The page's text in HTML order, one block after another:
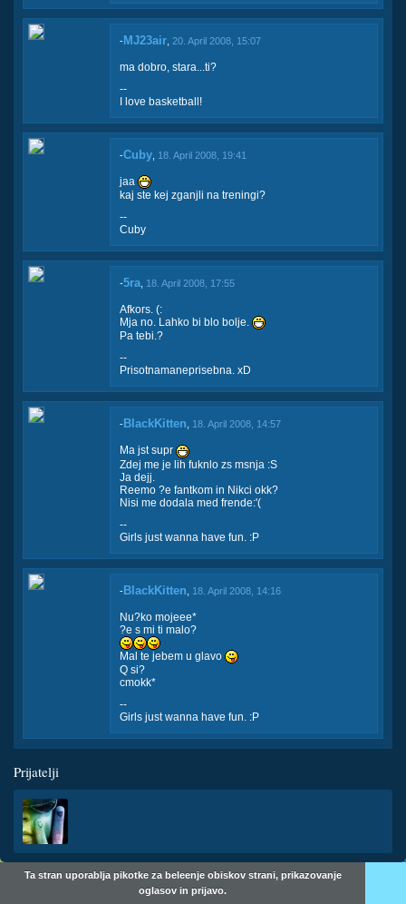
-MJ23air 20. April 2008, 15:07
ma dobro, stara...ti?
--
I love basketball!
-Cuby 18. April 2008, 19:41
jaa
kaj ste kej zganjli na treningi?
--
Cuby
-5ra 18. April 2008, 17:55
Afkors. (:
Mja no. Lahko bi blo bolje.
Pa tebi.?
--
Prisotnamaneprisebna. xD
- BlackKitten 18. April 2008, 14:57
Ma jst supr
Zdej me je lih fuknlo zs msnja :S
Ja dejj.
Reemo ?e fantkom in Nikci okk?
Nisi me dodala med frende:'(
--
Girls just wanna have fun. :P
-BlackKitten 18. April 2008, 14:16
Nu?ko mojeee*
?e s mi ti malo?
Mal te jebem u glavo
Q si?
cmokk*
--
Girls just wanna have fun. :P
Prijatelji
Ta stran uporablja pikotke za beleenje obiskov strani, prikazovanje
oglasov in prijavo.